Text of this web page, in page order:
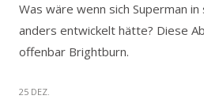
Was wäre wenn sich Superman
anders entwickelt hätte? Diese
offenbar Brightburn.
25 DEZ.